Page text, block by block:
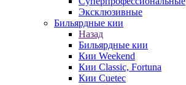
Эксклюзивные
Бильярдные кии
Назад
Бильярдные кии
Кии Weekend
Кии Classic, Fortuna
Кии Cuetec